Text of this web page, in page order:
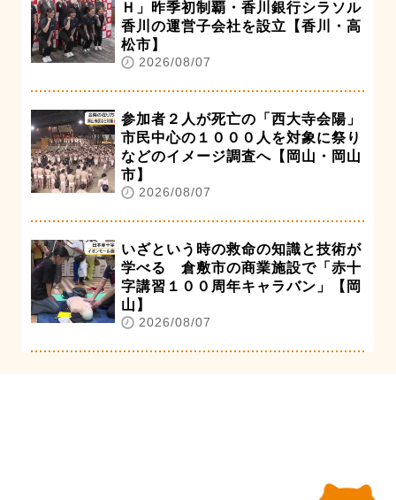
Ｈ」昨季初制覇・香川銀行シラソル
香川の運営子会社を設立【香川・高
松市】
2026/08/07
参加者２人が死亡の「西大寺会陽」
市民中心の１０００人を対象に祭り
などのイメージ調査へ【岡山・岡山
市】
2026/08/07
いざという時の救命の知識と技術が
学べる 倉敷市の商業施設で「赤十
字講習１００周年キャラバン」【岡
山】
2026/08/07